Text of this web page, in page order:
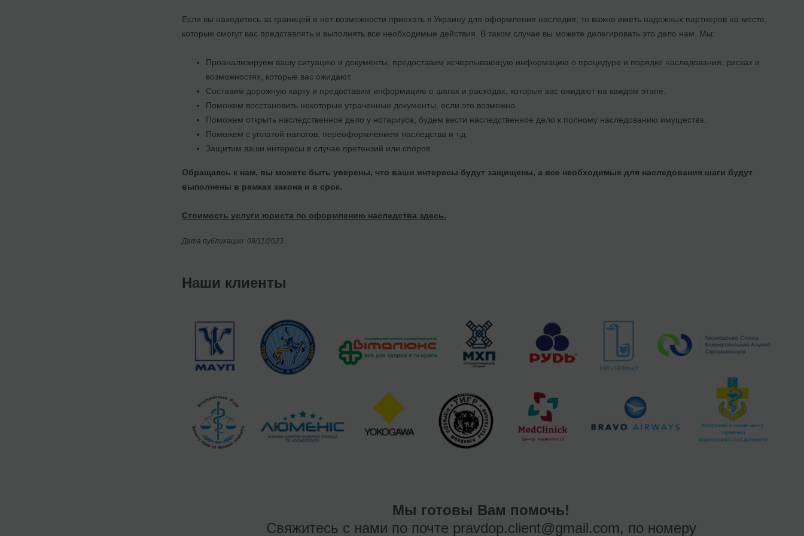
Если вы находитесь за границей и нет возможности приехать в Украину для оформления наследия, то важно иметь надежных партнеров на месте,
которые смогут вас представлять и выполнять все необходимые действия. В таком случае вы можете делегировать это дело нам. Мы:
Проанализируем вашу ситуацию и документы, предоставим исчерпывающую информацию о процедуре и порядке наследования, рисках и
возможностях, которые вас ожидают.
Составим дорожную карту и предоставим информацию о шагах и расходах, которые вас ожидают на каждом этапе.
Поможем восстановить некоторые утраченные документы, если это возможно.
Поможем открыть наследственное дело у нотариуса, будем вести наследственное дело к полному наследованию имущества.
Поможем с уплатой налогов, переоформлением наследства и т.д.
Защитим ваши интересы в случае претензий или споров.
Обращаясь к нам, вы можете быть уверены, что ваши интересы будут защищены, а все необходимые для наследования шаги будут
выполнены в рамках закона и в срок.
Стоимость услуги юриста по оформлению наследства здесь.
Дата публикации: 09/11/2023
Наши клиенты
Мы готовы Вам помочь!
Свяжитесь с нами по почте pravdop.client@gmail.com, по номеру